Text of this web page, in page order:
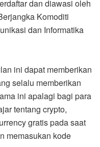
dan diawasi oleh
Komoditi
dan Informatika
ini dapat memberikan
selalu memberikan
ini apalagi bagi para
tentang crypto,
gratis pada saat
memasukan kode